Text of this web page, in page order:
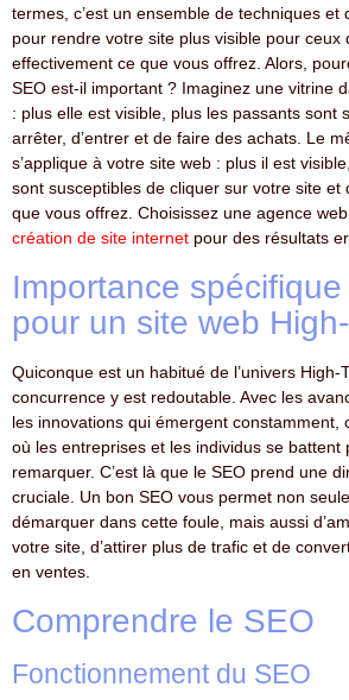
termes, c’est un ensemble de techniques et
pour rendre votre site plus visible pour ceux
effectivement ce que vous offrez. Alors,
SEO est-il important ? Imaginez une vitrine
: plus elle est visible, plus les passants sont
arrêter, d’entrer et de faire des achats. Le
s’applique à votre site web : plus il est
sont susceptibles de cliquer sur votre site et
que vous offrez. Choisissez une agence
création de site internet pour des résultats
Importance
pour un site web
Quiconque est un habitué de l’univers High-
concurrence y est redoutable. Avec les
les innovations qui émergent constamment,
où les entreprises et les individus se battent
remarquer. C’est là que le SEO prend une
cruciale. Un bon SEO vous permet non
démarquer dans cette foule, mais aussi
votre site, d’attirer plus de trafic et de
en ventes.
Comprendre le SEO
Fonctionnement du SEO